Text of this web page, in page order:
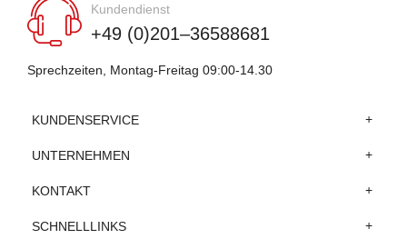
Kundendienst
+49 (0)201–36588681
Sprechzeiten, Montag-Freitag 09:00-14.30
KUNDENSERVICE
UNTERNEHMEN
KONTAKT
SCHNELLLINKS